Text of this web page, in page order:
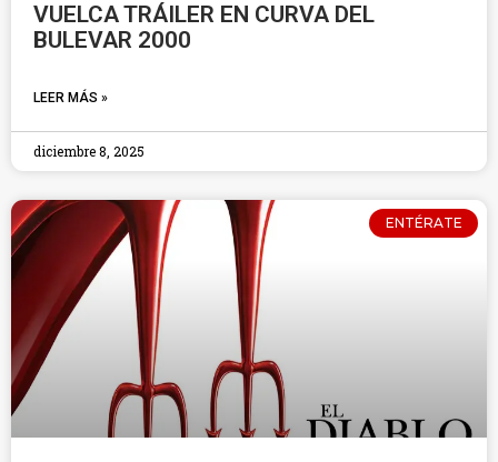
VUELCA TRÁILER EN CURVA DEL
BULEVAR 2000
LEER MÁS »
diciembre 8, 2025
ENTÉRATE